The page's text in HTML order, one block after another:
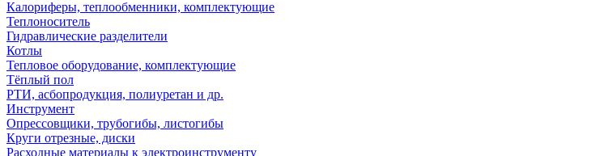
Калориферы, теплообменники, комплектующие
Теплоноситель
Гидравлические разделители
Котлы
Тепловое оборудование, комплектующие
Тёплый пол
РТИ, асбопродукция, полиуретан и др.
Инструмент
Опрессовщики, трубогибы, листогибы
Круги отрезные, диски
Расходные материалы к электроинструменту